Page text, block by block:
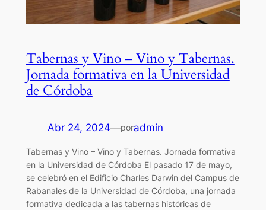
Tabernas y Vino – Vino y Tabernas.
Jornada formativa en la Universidad
de Córdoba
Abr 24, 2024—poradmin
Tabernas y Vino – Vino y Tabernas. Jornada formativa
en la Universidad de Córdoba El pasado 17 de mayo,
se celebró en el Edificio Charles Darwin del Campus de
Rabanales de la Universidad de Córdoba, una jornada
formativa dedicada a las tabernas históricas de